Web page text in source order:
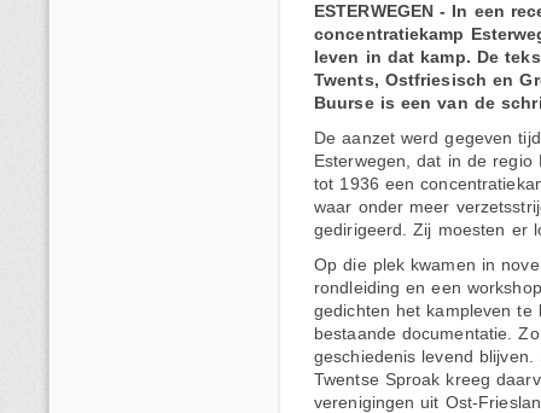
ESTERWEGEN - In een
concentratiekamp
leven in dat kamp. De
Twents, Ostfriesisch en
Buurse is een van de
De aanzet werd gegeven
Esterwegen, dat in de regio
tot 1936 een
waar onder meer
gedirigeerd. Zij moesten er
Op die plek kwamen in
rondleiding en een
gedichten het kampleven te
bestaande documentatie.
geschiedenis levend
Twentse Sproak kreeg
verenigingen uit Ost-